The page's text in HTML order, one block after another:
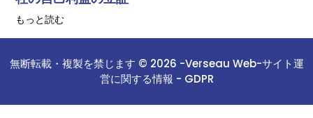
もっと読む
無断転載・複製を禁じます © 2026 -Verseau Web-サイト運
営に関する情報 - GDPR